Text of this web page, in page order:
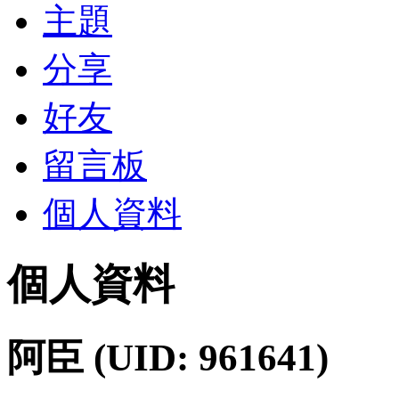
主題
分享
好友
留言板
個人資料
個人資料
阿臣 (UID: 961641)